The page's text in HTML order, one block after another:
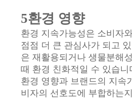
5환경 영향
환경 지속가능성은 소비자
점점 더 큰 관심사가 되고
은 재활용되거나 생물분해
때 환경 친화적일 수 있습니
환경 영향과 브랜드의 지속
비자의 선호도에 부합하는